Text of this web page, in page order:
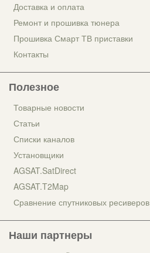
Доставка и оплата
Ремонт и прошивка тюнера
Прошивка Смарт ТВ приставки
Контакты
Полезное
Товарные новости
Статьи
Списки каналов
Установщики
AGSAT.SatDirect
AGSAT.T2Map
Сравнение спутниковых ресиверов
Наши партнеры